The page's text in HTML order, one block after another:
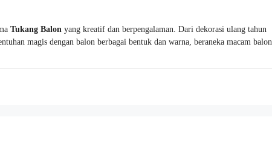
Tukang Balon yang kreatif dan berpengalaman. Dari dekorasi ulang tahun
magis dengan balon berbagai bentuk dan warna, beraneka macam balon